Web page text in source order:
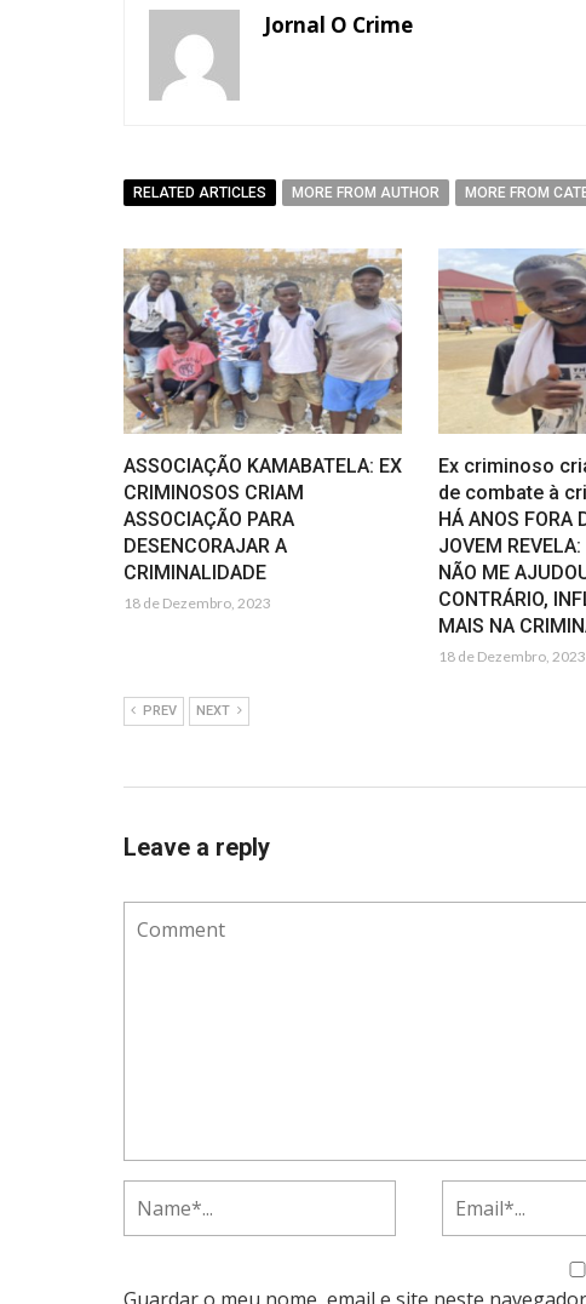
Jornal O Crime
RELATED ARTICLES MORE FROM AUTHOR MORE FROM
ASSOCIAÇÃO KAMABATELA: EX
CRIMINOSOS CRIAM
ASSOCIAÇÃO PARA
DESENCORAJAR A
CRIMINALIDADE
18 de Dezembro, 2023
Ex criminoso
de combate à
HÁ ANOS FORA
JOVEM REVELA:
NÃO ME
CONTRÁRIO,
MAIS NA
18 de Dezembro, 2023
PREV NEXT
Leave a reply